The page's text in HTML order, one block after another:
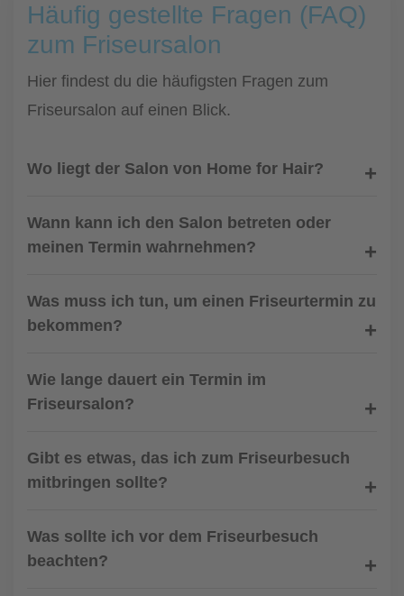
Häufig gestellte Fragen (FAQ)
zum Friseursalon
Hier findest du die häufigsten Fragen zum
Friseursalon auf einen Blick.
Wo liegt der Salon von Home for Hair?
Wann kann ich den Salon betreten oder
meinen Termin wahrnehmen?
Was muss ich tun, um einen Friseurtermin zu
bekommen?
Wie lange dauert ein Termin im
Friseursalon?
Gibt es etwas, das ich zum Friseurbesuch
mitbringen sollte?
Was sollte ich vor dem Friseurbesuch
beachten?